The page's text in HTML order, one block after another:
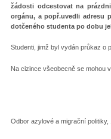
žádosti odcestovat na
orgánu, a popř.uvedli adresu
dotčeného studenta po dobu
Studenti, jimž byl vydán průkaz o
Na cizince všeobecně se mohou
Odbor azylové a migrační politiky,